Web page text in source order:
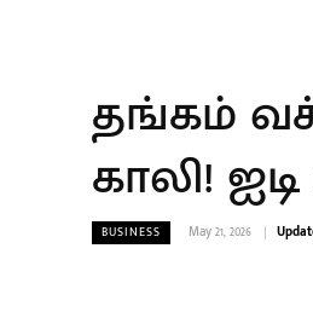
தங்கம்
காலி!
BUSINESS May 21, 2026